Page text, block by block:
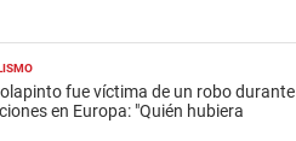
fue víctima de un robo durante
en Europa: "Quién hubiera